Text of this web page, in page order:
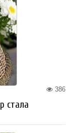
386
стала